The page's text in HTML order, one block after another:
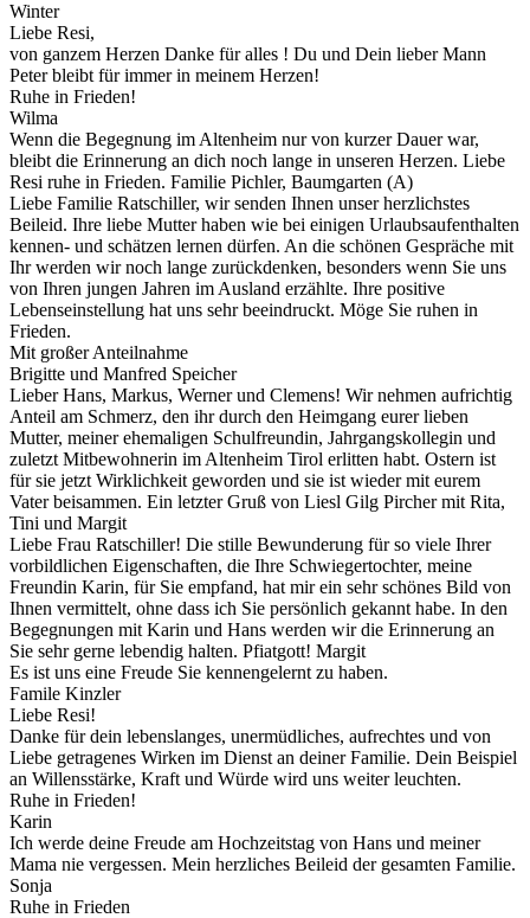
Winter
Liebe Resi,
von ganzem Herzen Danke für alles ! Du und Dein lieber Mann
Peter bleibt für immer in meinem Herzen!
Ruhe in Frieden!
Wilma
Wenn die Begegnung im Altenheim nur von kurzer Dauer war,
bleibt die Erinnerung an dich noch lange in unseren Herzen. Liebe
Resi ruhe in Frieden. Familie Pichler, Baumgarten (A)
Liebe Familie Ratschiller, wir senden Ihnen unser herzlichstes
Beileid. Ihre liebe Mutter haben wie bei einigen Urlaubsaufenthalten
kennen- und schätzen lernen dürfen. An die schönen Gespräche mit
Ihr werden wir noch lange zurückdenken, besonders wenn Sie uns
von Ihren jungen Jahren im Ausland erzählte. Ihre positive
Lebenseinstellung hat uns sehr beeindruckt. Möge Sie ruhen in
Frieden.
Mit großer Anteilnahme
Brigitte und Manfred Speicher
Lieber Hans, Markus, Werner und Clemens! Wir nehmen aufrichtig
Anteil am Schmerz, den ihr durch den Heimgang eurer lieben
Mutter, meiner ehemaligen Schulfreundin, Jahrgangskollegin und
zuletzt Mitbewohnerin im Altenheim Tirol erlitten habt. Ostern ist
für sie jetzt Wirklichkeit geworden und sie ist wieder mit eurem
Vater beisammen. Ein letzter Gruß von Liesl Gilg Pircher mit Rita,
Tini und Margit
Liebe Frau Ratschiller! Die stille Bewunderung für so viele Ihrer
vorbildlichen Eigenschaften, die Ihre Schwiegertochter, meine
Freundin Karin, für Sie empfand, hat mir ein sehr schönes Bild von
Ihnen vermittelt, ohne dass ich Sie persönlich gekannt habe. In den
Begegnungen mit Karin und Hans werden wir die Erinnerung an
Sie sehr gerne lebendig halten. Pfiatgott! Margit
Es ist uns eine Freude Sie kennengelernt zu haben.
Famile Kinzler
Liebe Resi!
Danke für dein lebenslanges, unermüdliches, aufrechtes und von
Liebe getragenes Wirken im Dienst an deiner Familie. Dein Beispiel
an Willensstärke, Kraft und Würde wird uns weiter leuchten.
Ruhe in Frieden!
Karin
Ich werde deine Freude am Hochzeitstag von Hans und meiner
Mama nie vergessen. Mein herzliches Beileid der gesamten Familie.
Sonja
Ruhe in Frieden